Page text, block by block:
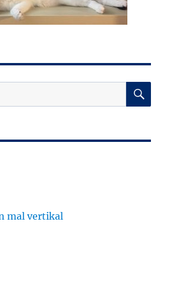
mal vertikal